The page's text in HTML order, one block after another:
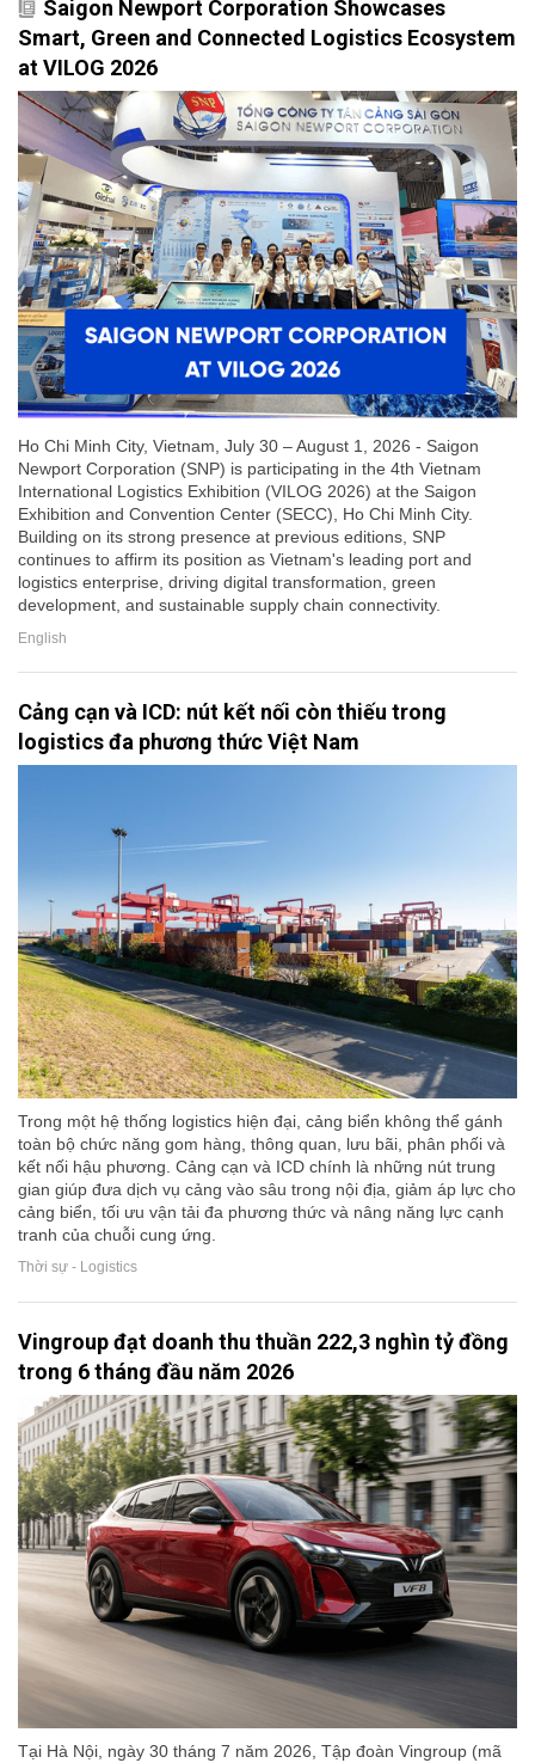
Saigon Newport Corporation Showcases
Smart, Green and Connected Logistics Ecosystem
at VILOG 2026
Ho Chi Minh City, Vietnam, July 30 – August 1, 2026 - Saigon
Newport Corporation (SNP) is participating in the 4th Vietnam
International Logistics Exhibition (VILOG 2026) at the Saigon
Exhibition and Convention Center (SECC), Ho Chi Minh City.
Building on its strong presence at previous editions, SNP
continues to affirm its position as Vietnam's leading port and
logistics enterprise, driving digital transformation, green
development, and sustainable supply chain connectivity.
English
Cảng cạn và ICD: nút kết nối còn thiếu trong
logistics đa phương thức Việt Nam
Trong một hệ thống logistics hiện đại, cảng biển không thể gánh
toàn bộ chức năng gom hàng, thông quan, lưu bãi, phân phối và
kết nối hậu phương. Cảng cạn và ICD chính là những nút trung
gian giúp đưa dịch vụ cảng vào sâu trong nội địa, giảm áp lực cho
cảng biển, tối ưu vận tải đa phương thức và nâng năng lực cạnh
tranh của chuỗi cung ứng.
Thời sự - Logistics
Vingroup đạt doanh thu thuần 222,3 nghìn tỷ đồng
trong 6 tháng đầu năm 2026
Tại Hà Nội, ngày 30 tháng 7 năm 2026, Tập đoàn Vingroup (mã